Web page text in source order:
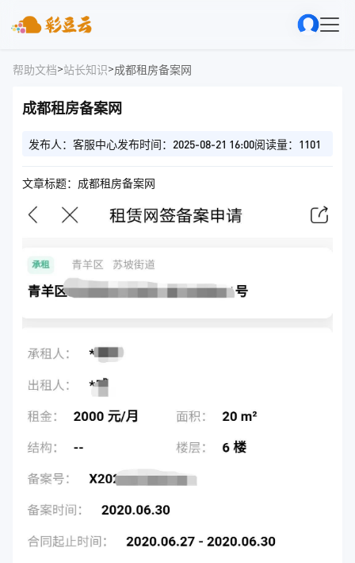
帮助文档>站长知识>成都租房备案网
成都租房备案网
发布人：客服中心发布时间：2025-08-21 16:00阅读量：1101
文章标题：成都租房备案网